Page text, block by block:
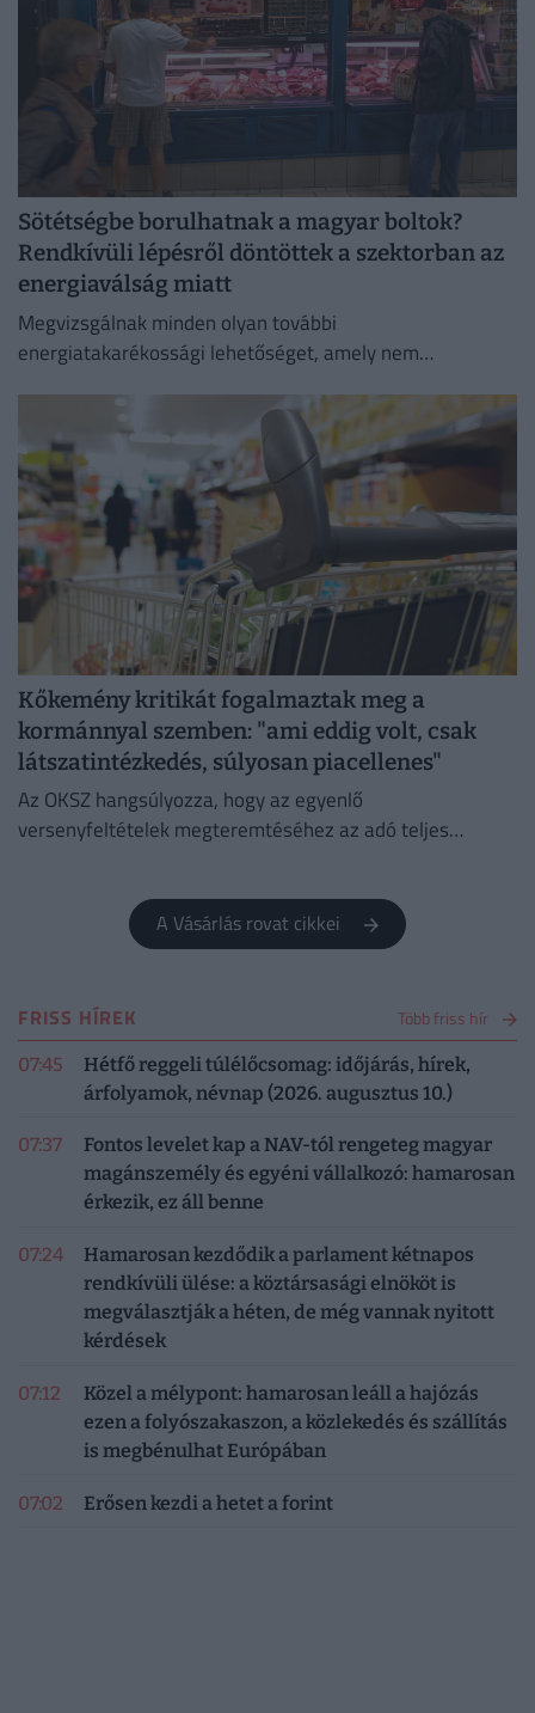
Sötétségbe borulhatnak a magyar boltok?
Rendkívüli lépésről döntöttek a szektorban az
energiaválság miatt
Megvizsgálnak minden olyan további
energiatakarékossági lehetőséget, amely nem
zökkenőmentes kiszolgálását.
Kőkemény kritikát fogalmaztak meg a
kormánnyal szemben: "ami eddig volt, csak
látszatintézkedés, súlyosan piacellenes"
Az OKSZ hangsúlyozza, hogy az egyenlő
versenyfeltételek megteremtéséhez az adó teljes
A Vásárlás rovat cikkei
FRISS HÍREK Több friss hír
07:45
Hétfő reggeli túlélőcsomag: időjárás, hírek,
árfolyamok, névnap (2026. augusztus 10.)
07:37
Fontos levelet kap a NAV-tól rengeteg magyar
magánszemély és egyéni vállalkozó: hamarosan
érkezik, ez áll benne
07:24
Hamarosan kezdődik a parlament kétnapos
rendkívüli ülése: a köztársasági elnököt is
megválasztják a héten, de még vannak nyitott
kérdések
07:12
Közel a mélypont: hamarosan leáll a hajózás
ezen a folyószakaszon, a közlekedés és szállítás
is megbénulhat Európában
07:02 Erősen kezdi a hetet a forint